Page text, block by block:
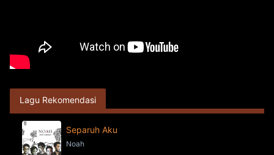
Lagu Rekomendasi
Separuh Aku
Noah